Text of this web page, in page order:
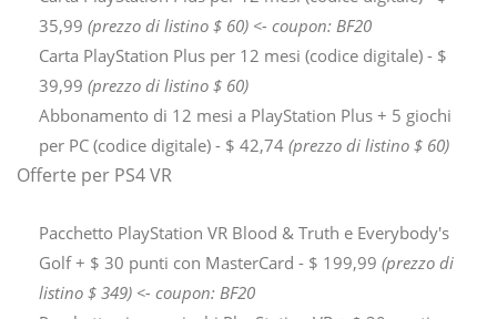
35,99 (prezzo di listino $ 60) <- coupon: BF20
Carta PlayStation Plus per 12 mesi (codice digitale) - $
39,99 (prezzo di listino $ 60)
Abbonamento di 12 mesi a PlayStation Plus + 5 giochi
per PC (codice digitale) - $ 42,74 (prezzo di listino $ 60)
Offerte per PS4 VR
Pacchetto PlayStation VR Blood & Truth e Everybody's
Golf + $ 30 punti con MasterCard - $ 199,99 (prezzo di
listino $ 349) <- coupon: BF20